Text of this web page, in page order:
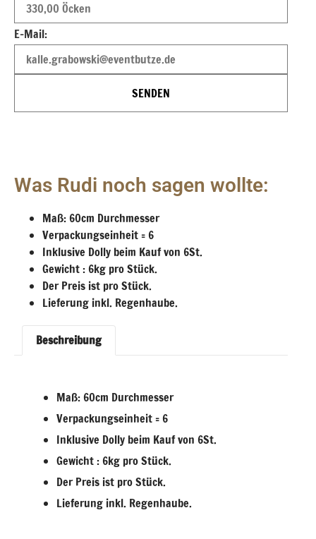
E-Mail:
SENDEN
Was Rudi noch sagen wollte:
Maß: 60cm Durchmesser
Verpackungseinheit = 6
Inklusive Dolly beim Kauf von 6St.
Gewicht : 6kg pro Stück.
Der Preis ist pro Stück.
Lieferung inkl. Regenhaube.
Beschreibung
Maß: 60cm Durchmesser
Verpackungseinheit = 6
Inklusive Dolly beim Kauf von 6St.
Gewicht : 6kg pro Stück.
Der Preis ist pro Stück.
Lieferung inkl. Regenhaube.